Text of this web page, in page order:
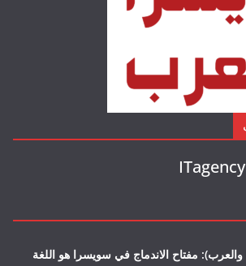
ITagency
مفتاح الاندماج في سويسرا هو اللغة